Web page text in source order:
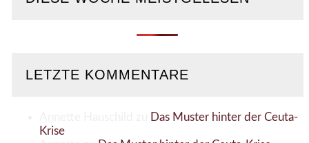
LETZTE KOMMENTARE
Das Muster hinter der Ceuta-
Krise